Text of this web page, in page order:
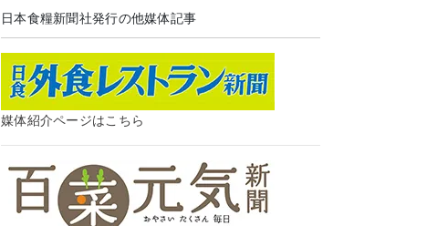
日本食糧新聞社発行の他媒体記事
媒体紹介ページはこちら